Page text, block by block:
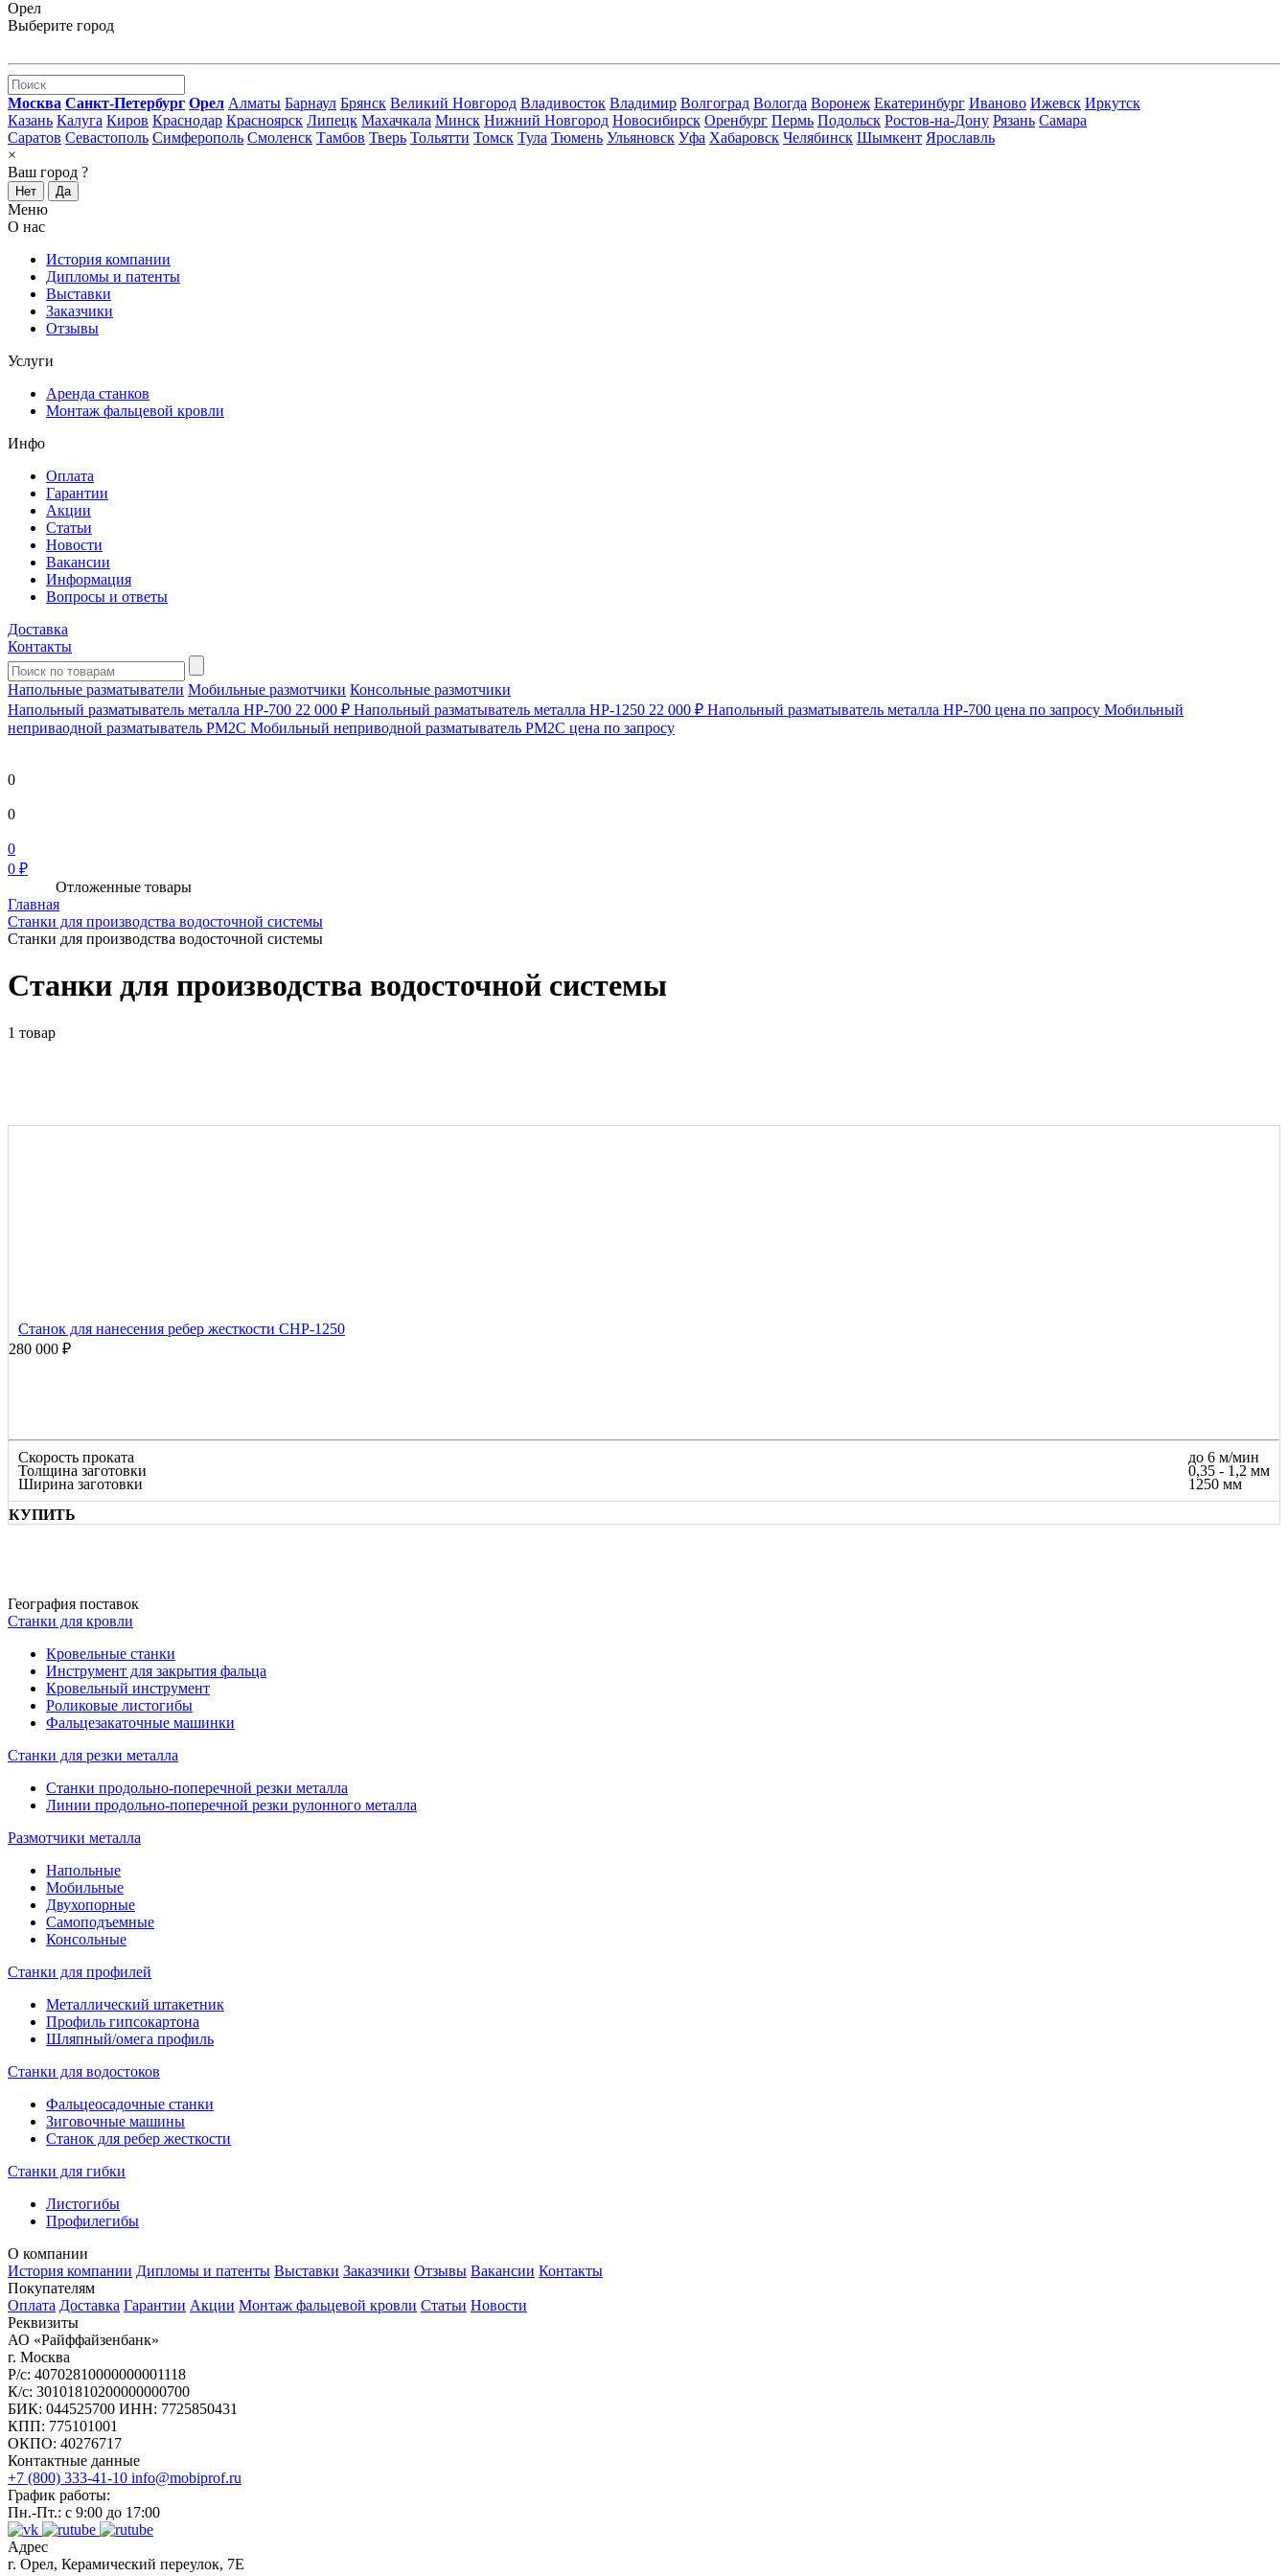
Орел
Выберите город
Москва Санкт-Петербург Орел Алматы Барнаул Брянск Великий Новгород Владивосток Владимир Волгоград Вологда Воронеж Екатеринбург Иваново Ижевск Иркутск
Казань Калуга Киров Краснодар Красноярск Липецк Махачкала Минск Нижний Новгород Новосибирск Оренбург Пермь Подольск Ростов-на-Дону Рязань Самара
Саратов Севастополь Симферополь Смоленск Тамбов Тверь Тольятти Томск Тула Тюмень Ульяновск Уфа Хабаровск Челябинск Шымкент Ярославль
×
Ваш город ?
Нет Да
Меню
О нас
История компании
Дипломы и патенты
Выставки
Заказчики
Отзывы
Услуги
Аренда станков
Монтаж фальцевой кровли
Инфо
Оплата
Гарантии
Акции
Статьи
Новости
Вакансии
Информация
Вопросы и ответы
Доставка
Контакты
Напольные разматыватели Мобильные размотчики Консольные размотчики
Напольный разматыватель металла HP-700 22 000 ₽ Напольный разматыватель металла HP-1250 22 000 ₽ Напольный разматыватель металла HP-700 цена по запросу Мобильный
непривaодной разматыватель РМ2С Мобильный неприводной разматыватель РМ2С цена по запросу
0
0
0
0 ₽
Отложенные товары
Главная
Станки для производства водосточной системы
Станки для производства водосточной системы
Станки для производства водосточной системы
1 товар
Станок для нанесения ребер жесткости СНР-1250
280 000 ₽
Скорость проката
Толщина заготовки
Ширина заготовки
до 6 м/мин
0,35 - 1,2 мм
1250 мм
КУПИТЬ
География поставок
Станки для кровли
Кровельные станки
Инструмент для закрытия фальца
Кровельный инструмент
Роликовые листогибы
Фальцезакаточные машинки
Станки для резки металла
Станки продольно-поперечной резки металла
Линии продольно-поперечной резки рулонного металла
Размотчики металла
Напольные
Мобильные
Двухопорные
Самоподъемные
Консольные
Станки для профилей
Металлический штакетник
Профиль гипсокартона
Шляпный/омега профиль
Станки для водостоков
Фальцеосадочные станки
Зиговочные машины
Станок для ребер жесткости
Станки для гибки
Листогибы
Профилегибы
О компании
История компании Дипломы и патенты Выставки Заказчики Отзывы Вакансии Контакты
Покупателям
Оплата Доставка Гарантии Акции Монтаж фальцевой кровли Статьи Новости
Реквизиты
АО «Райффайзенбанк»
г. Москва
Р/с: 40702810000000001118
К/с: 30101810200000000700
БИК: 044525700 ИНН: 7725850431
КПП: 775101001
ОКПО: 40276717
Контактные данные
+7 (800) 333-41-10 info@mobiprof.ru
График работы:
Пн.-Пт.: с 9:00 до 17:00
Адрес
г. Орел, Керамический переулок, 7Е